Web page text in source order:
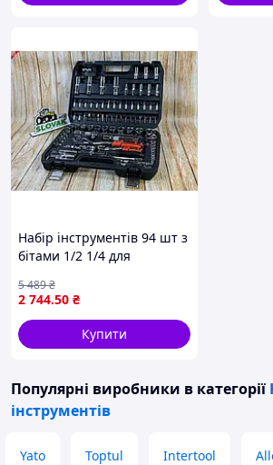
Набір інструментів 94 шт з
бітами 1/2 1/4 для
ремонту універсальні
ключі та викрутки
2 744.50 ₴
5 489₴
Купити
Популярні виробники в категорії
інструментів
Yato Toptul Intertool